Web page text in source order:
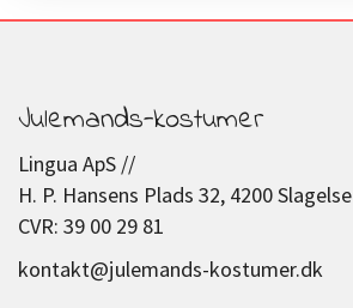
Julemands-kostumer
Lingua ApS //
H. P. Hansens Plads 32, 4200 Slagelse
CVR: 39 00 29 81
kontakt@julemands-kostumer.dk